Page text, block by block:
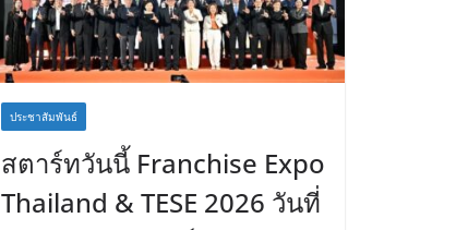
ประชาสัมพันธ์
สตาร์ทวันนี้ Franchise Expo
Thailand & TESE 2026 วันที่